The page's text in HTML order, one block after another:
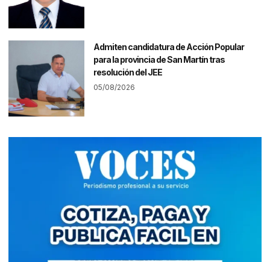
Admiten candidatura de Acción Popular
para la provincia de San Martín tras
resolución del JEE
05/08/2026